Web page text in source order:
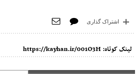
اشتراک گذاری
لینک کوتاه: https://kayhan.ir/001O3H